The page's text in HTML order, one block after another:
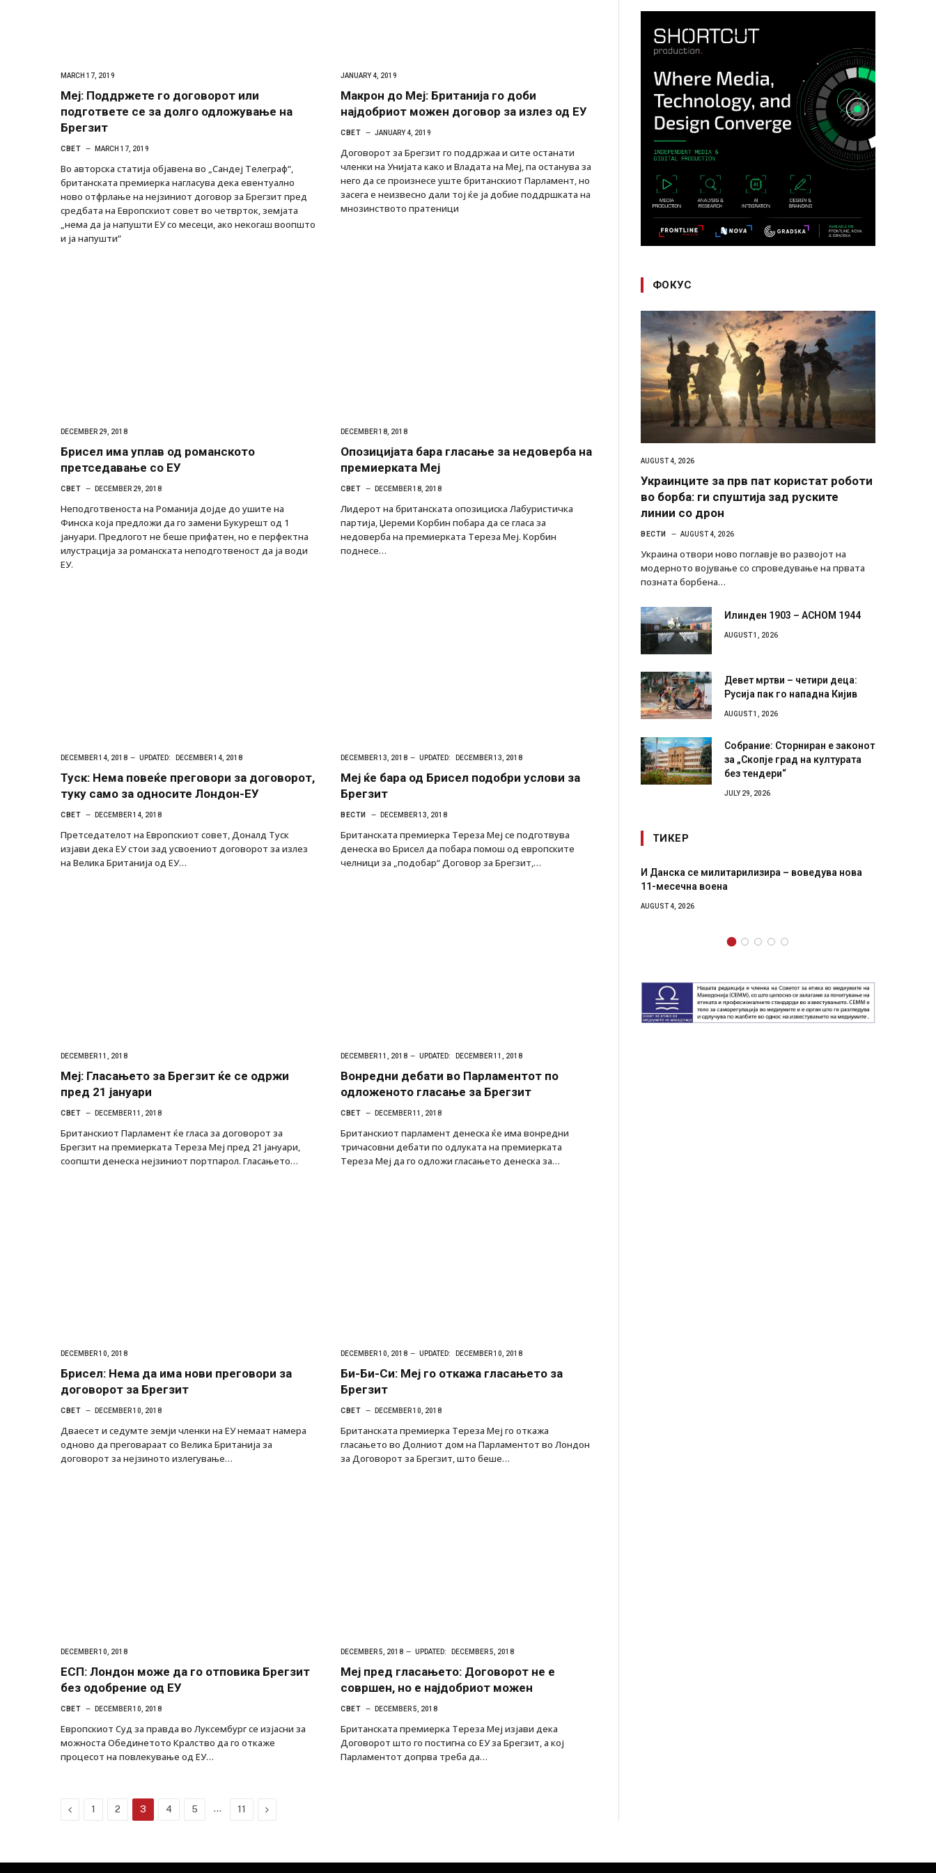
MARCH 17, 2019
Меј: Поддржете го договорот или
подгответе се за долго одложување на
Брегзит
СВЕТ MARCH 17, 2019
Во авторска статија објавена во „Сандеј Телеграф“,
британската премиерка нагласува дека евентуално
ново отфрлање на нејзиниот договор за Брегзит пред
средбата на Европскиот совет во четврток, земјата
„нема да ја напушти ЕУ со месеци, ако некогаш воопшто
и ја напушти”
JANUARY 4, 2019
Макрон до Меј: Британија го доби
најдобриот можен договор за излез од ЕУ
СВЕТ JANUARY 4, 2019
Договорот за Брегзит го поддржаа и сите останати
членки на Унијата како и Владата на Меј, па останува за
него да се произнесе уште британскиот Парламент, но
засега е неизвесно дали тој ќе ја добие поддршката на
мнозинството пратеници
DECEMBER 29, 2018
Брисел има уплав од романското
претседавање со ЕУ
СВЕТ DECEMBER 29, 2018
Неподготвеноста на Романија дојде до ушите на
Финска која предложи да го замени Букурешт од 1
јануари. Предлогот не беше прифатен, но е перфектна
илустрација за романската неподготвеност да ја води
ЕУ.
DECEMBER 18, 2018
Опозицијата бара гласање за недоверба на
премиерката Меј
СВЕТ DECEMBER 18, 2018
Лидерот на британската опозициска Лабуристичка
партија, Џереми Корбин побара да се гласа за
недоверба на премиерката Тереза Меј. Корбин
поднесе…
DECEMBER 14, 2018 UPDATED: DECEMBER 14, 2018
Туск: Нема повеќе преговори за договорот,
туку само за односите Лондон-ЕУ
СВЕТ DECEMBER 14, 2018
Претседателот на Европскиот совет, Доналд Туск
изјави дека ЕУ стои зад усвоениот договорот за излез
на Велика Британија од ЕУ…
DECEMBER 13, 2018 UPDATED: DECEMBER 13, 2018
Меј ќе бара од Брисел подобри услови за
Брегзит
ВЕСТИ DECEMBER 13, 2018
Британската премиерка Тереза Меј се подготвува
денеска во Брисел да побара помош од европските
челници за „подобар“ Договор за Брегзит,…
DECEMBER 11, 2018
Меј: Гласањето за Брегзит ќе се одржи
пред 21 јануари
СВЕТ DECEMBER 11, 2018
Британскиот Парламент ќе гласа за договорот за
Брегзит на премиерката Тереза Меј пред 21 јануари,
соопшти денеска нејзиниот портпарол. Гласањето…
DECEMBER 11, 2018 UPDATED: DECEMBER 11, 2018
Вонредни дебати во Парламентот по
одложеното гласање за Брегзит
СВЕТ DECEMBER 11, 2018
Британскиот парламент денеска ќе има вонредни
тричасовни дебати по одлуката на премиерката
Тереза Меј да го одложи гласањето денеска за…
DECEMBER 10, 2018
Брисел: Нема да има нови преговори за
договорот за Брегзит
СВЕТ DECEMBER 10, 2018
Дваесет и седумте земји членки на ЕУ немаат намера
одново да преговараат со Велика Британија за
договорот за нејзиното излегување…
DECEMBER 10, 2018 UPDATED: DECEMBER 10, 2018
Би-Би-Си: Меј го откажа гласањето за
Брегзит
СВЕТ DECEMBER 10, 2018
Британската премиерка Тереза Меј го откажа
гласањето во Долниот дом на Парламентот во Лондон
за Договорот за Брегзит, што беше…
DECEMBER 10, 2018
ЕСП: Лондон може да го отповика Брегзит
без одобрение од ЕУ
СВЕТ DECEMBER 10, 2018
Европскиот Суд за правда во Луксембург се изјасни за
можноста Обединетото Кралство да го откаже
процесот на повлекување од ЕУ…
DECEMBER 5, 2018 UPDATED: DECEMBER 5, 2018
Меј пред гласањето: Договорот не е
совршен, но е најдобриот можен
СВЕТ DECEMBER 5, 2018
Британската премиерка Тереза Меј изјави дека
Договорот што го постигна со ЕУ за Брегзит, а кој
Парламентот допрва треба да…
Previous
1 2 3 4 5 … 11 Next
Украинците за прв пат користат роботи
во борба: ги спуштија зад руските
Украина отвори ново поглавје во развојот на
модерното војување со спроведување на првата
Девет мртви – четири деца:
Собрание: Сторниран е законот
за „Скопје град на културата
Уште двајца починаа од повредите во ресторан
завиткан како роденденски подарок